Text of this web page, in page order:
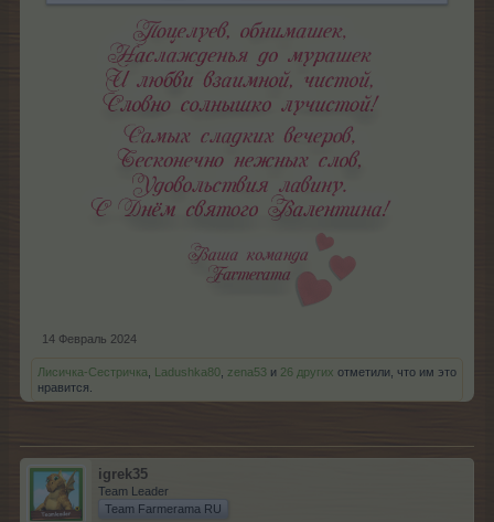
14 Февраль 2024
Лисичка-Сестричка Ladushka80 zena53 и 26 других отметили, что им это
нравится.
igrek35
Team Leader
Team Farmerama RU